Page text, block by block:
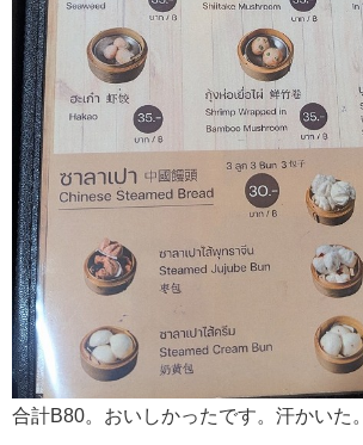
合計B80。おいしかったです。汗かいた。